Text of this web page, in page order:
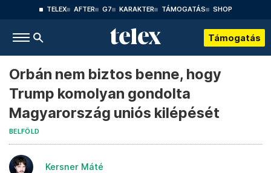
TELEX AFTER G7 KARAKTER TÁMOGATÁS SHOP
Támogatás
Orbán nem biztos benne, hogy
Trump komolyan gondolta
Magyarország uniós kilépését
BELFÖLD
Kersner Máté